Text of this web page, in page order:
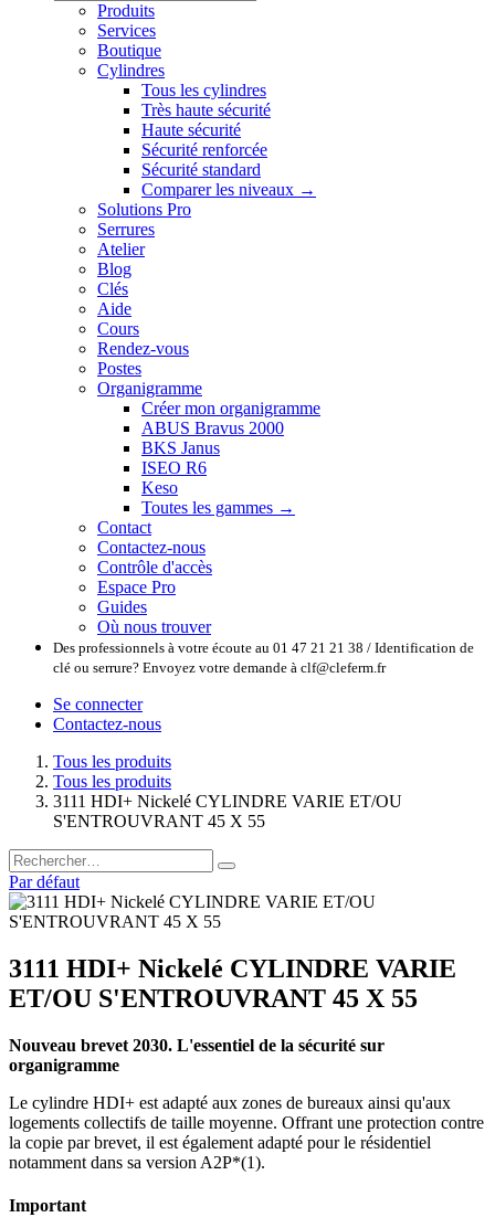
Produits
Services
Boutique
Cylindres
Tous les cylindres
Très haute sécurité
Haute sécurité
Sécurité renforcée
Sécurité standard
Comparer les niveaux →
Solutions Pro
Serrures
Atelier
Blog
Clés
Aide
Cours
Rendez-vous
Postes
Organigramme
Créer mon organigramme
ABUS Bravus 2000
BKS Janus
ISEO R6
Keso
Toutes les gammes →
Contact
Contactez-nous
Contrôle d'accès
Espace Pro
Guides
Où nous trouver
Des professionnels à votre écoute au 01 47 21 21 38 / Identification de
clé ou serrure? Envoyez votre demande à clf@cleferm.fr
Se connecter
Contactez-nous
Tous les produits
Tous les produits
3111 HDI+ Nickelé CYLINDRE VARIE ET/OU
S'ENTROUVRANT 45 X 55
Par défaut
3111 HDI+ Nickelé CYLINDRE VARIE
ET/OU S'ENTROUVRANT 45 X 55
Nouveau brevet 2030. L'essentiel de la sécurité sur
organigramme
Le cylindre HDI+ est adapté aux zones de bureaux ainsi qu'aux
logements collectifs de taille moyenne. Offrant une protection contre
la copie par brevet, il est également adapté pour le résidentiel
notamment dans sa version A2P*(1).
Important